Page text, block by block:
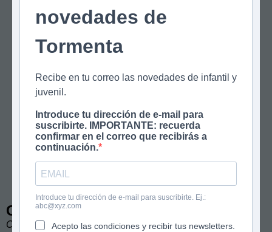
novedades de
Tormenta
Recibe en tu correo las novedades de infantil y
juvenil.
Introduce tu dirección de e-mail para
suscribirte. IMPORTANTE: recuerda
confirmar en el correo que recibirás a
continuación.
Introduce tu dirección de e-mail para suscribirte. Ej.:
abc@xyz.com
Acepto las condiciones y recibir tus newsletters.
Cuentos y leyendas de España
Chiki Fabregat. Ilustraciones de Sara Porras.